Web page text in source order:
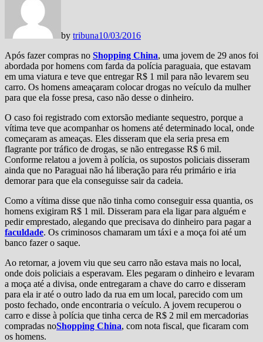
by tribuna10/03/2016
Após fazer compras no Shopping China, uma jovem de 29 anos foi
abordada por homens com farda da polícia paraguaia, que estavam
em uma viatura e teve que entregar R$ 1 mil para não levarem seu
carro. Os homens ameaçaram colocar drogas no veículo da mulher
para que ela fosse presa, caso não desse o dinheiro.
O caso foi registrado com extorsão mediante sequestro, porque a
vítima teve que acompanhar os homens até determinado local, onde
começaram as ameaças. Eles disseram que ela seria presa em
flagrante por tráfico de drogas, se não entregasse R$ 6 mil.
Conforme relatou a jovem à polícia, os supostos policiais disseram
ainda que no Paraguai não há liberação para réu primário e iria
demorar para que ela conseguisse sair da cadeia.
Como a vítima disse que não tinha como conseguir essa quantia, os
homens exigiram R$ 1 mil. Disseram para ela ligar para alguém e
pedir emprestado, alegando que precisava do dinheiro para pagar a
faculdade. Os criminosos chamaram um táxi e a moça foi até um
banco fazer o saque.
Ao retornar, a jovem viu que seu carro não estava mais no local,
onde dois policiais a esperavam. Eles pegaram o dinheiro e levaram
a moça até a divisa, onde entregaram a chave do carro e disseram
para ela ir até o outro lado da rua em um local, parecido com um
posto fechado, onde encontraria o veículo. A jovem recuperou o
carro e disse à polícia que tinha cerca de R$ 2 mil em mercadorias
compradas noShopping China, com nota fiscal, que ficaram com
os homens.